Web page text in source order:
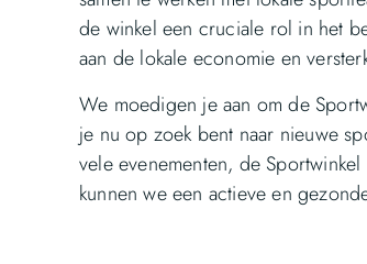
de winkel een cruciale rol in het
aan de lokale economie en
We moedigen je aan om de
je nu op zoek bent naar nieuwe
vele evenementen, de
kunnen we een actieve en